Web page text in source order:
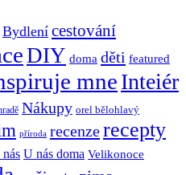
Bydlení cestování
DIY doma děti featured
mneInteiér
Nákupy orel bělohlavý
příroda recenzerecepty
U nás doma Velikonoce